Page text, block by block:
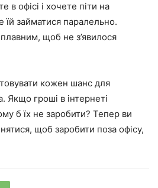
в офісі і хочете піти на
їй займатися паралельно.
щоб не з’явилося
кожен шанс для
Якщо гроші в інтернеті
б їх не заробити? Тепер ви
щоб заробити поза офісу,